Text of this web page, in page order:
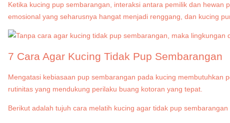
Ketika kucing pup sembarangan, interaksi antara pemilik dan
emosional yang seharusnya hangat menjadi renggang, dan kucing
7 Cara Agar Kucing Tidak Pup Sembarangan
Mengatasi kebiasaan pup sembarangan pada kucing
rutinitas yang mendukung perilaku buang kotoran yang tepat.
Berikut adalah tujuh cara melatih kucing agar tidak pup